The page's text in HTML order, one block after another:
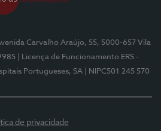
Carvalho Araújo, 55, 5000-657 Vila
| Licença de Funcionamento ERS -
Portugueses, SA | NIPC501 245 570
de privacidade